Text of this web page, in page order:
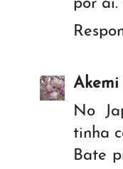
por ai.
Akemi
No
tinha
Bate